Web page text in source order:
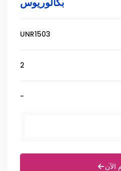
UNR1503
2
-
الآن